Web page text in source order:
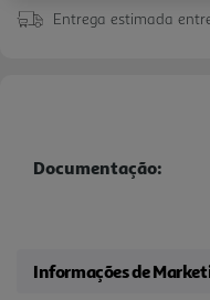
Com fio de 120 cm para
transporte, para os
Entrega estimada
Documentação:
Informações de